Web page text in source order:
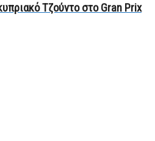
Τζούντο στο Gran Prix